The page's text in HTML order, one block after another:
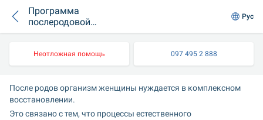
Программа
послеродовой
реабилитации
Рус
Неотложная помощь 097 495 2 888
После родов организм женщины нуждается в комплексном
восстановлении.
Это связано с тем, что процессы естественного